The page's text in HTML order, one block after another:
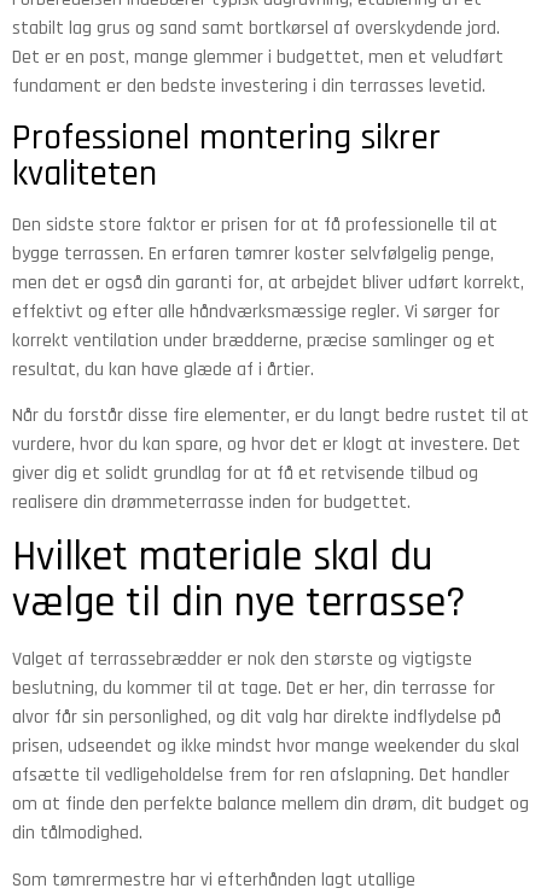
stabilt lag grus og sand samt bortkørsel af overskydende jord.
Det er en post, mange glemmer i budgettet, men et veludført
fundament er den bedste investering i din terrasses levetid.
Professionel montering sikrer
kvaliteten
Den sidste store faktor er prisen for at få professionelle til at
bygge terrassen. En erfaren tømrer koster selvfølgelig penge,
men det er også din garanti for, at arbejdet bliver udført korrekt,
effektivt og efter alle håndværksmæssige regler. Vi sørger for
korrekt ventilation under brædderne, præcise samlinger og et
resultat, du kan have glæde af i årtier.
Når du forstår disse fire elementer, er du langt bedre rustet til at
vurdere, hvor du kan spare, og hvor det er klogt at investere. Det
giver dig et solidt grundlag for at få et retvisende tilbud og
realisere din drømmeterrasse inden for budgettet.
Hvilket materiale skal du
vælge til din nye terrasse?
Valget af terrassebrædder er nok den største og vigtigste
beslutning, du kommer til at tage. Det er her, din terrasse for
alvor får sin personlighed, og dit valg har direkte indflydelse på
prisen, udseendet og ikke mindst hvor mange weekender du skal
afsætte til vedligeholdelse frem for ren afslapning. Det handler
om at finde den perfekte balance mellem din drøm, dit budget og
din tålmodighed.
Som tømrermestre har vi efterhånden lagt utallige